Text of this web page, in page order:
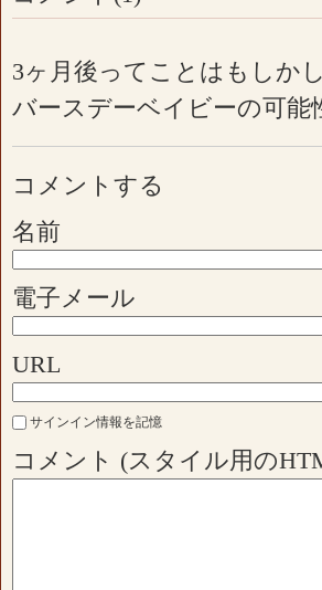
3ヶ月後ってことはもしか
バースデーベイビーの可能
コメントする
名前
電子メール
URL
サインイン情報を記憶
コメント (スタイル用の